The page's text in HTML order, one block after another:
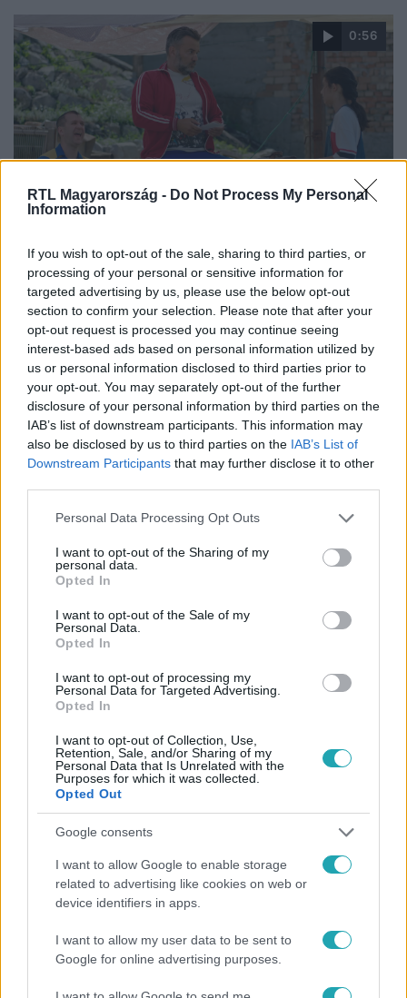
RTL Magyarország - Do Not Process My Personal
Information
If you wish to opt-out of the sale, sharing to third parties, or
processing of your personal or sensitive information for
targeted advertising by us, please use the below opt-out
section to confirm your selection. Please note that after your
opt-out request is processed you may continue seeing
interest-based ads based on personal information utilized by
us or personal information disclosed to third parties prior to
your opt-out. You may separately opt-out of the further
disclosure of your personal information by third parties on the
IAB’s list of downstream participants. This information may
also be disclosed by us to third parties on the IAB’s List of
Downstream Participants that may further disclose it to other
Please note that this website/app uses one or more Google
not limited to your visit or usage behaviour. You may click to
grant or deny consent to Google and its third-party tags to
use your data for below specified purposes in below Google
consent section.
Personal Data Processing Opt Outs
I want to opt-out of the Sharing of my
personal data.
Opted In
I want to opt-out of the Sale of my
Personal Data.
Opted In
I want to opt-out of processing my
Personal Data for Targeted Advertising.
Opted In
I want to opt-out of Collection, Use,
Retention, Sale, and/or Sharing of my
Personal Data that Is Unrelated with the
Purposes for which it was collected.
Opted Out
Google consents
I want to allow Google to enable storage
related to advertising like cookies on web or
device identifiers in apps.
I want to allow my user data to be sent to
Google for online advertising purposes.
0:56
A mi kis falunk
Exkluzív: Egy rejtélyes láda került elő a pincéből!
(09.25.)
Vajon mi lehet a doboz tartalma? Kiderül A mi kis falunk
következő epizódjából szombaton 20:00-kor az RTL
Klubon!
2:01
2021. április 30. 16:09
Másodfokon súlyosabb, 14 év fegyházbüntetést kapott a
baltás gyilkos. A 61 éves férfi 2019 októberében egy
baltával ölte meg barátját Bátán. Azért támadhatott,
mert nem tudta feldolgozni, hogy áldozata befogadta
korábbi barátnőjét. A rendőrök csak egy héttel a
gyilkosság után találták meg a holttestet a ház udvarán